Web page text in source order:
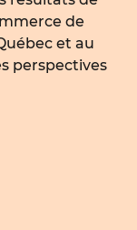
de
et au
perspectives